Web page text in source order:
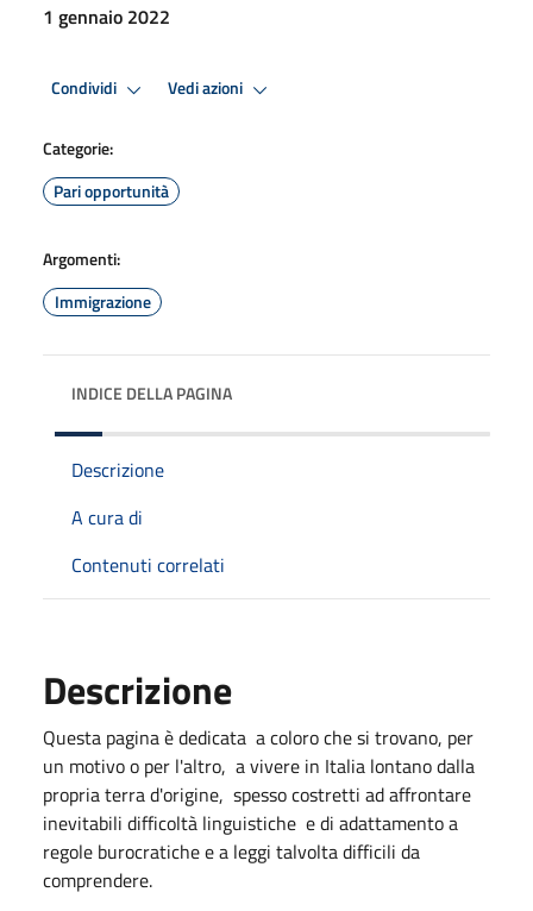
1 gennaio 2022
Condividi Vedi azioni
Categorie:
Pari opportunità
Argomenti:
Immigrazione
INDICE DELLA PAGINA
Descrizione
A cura di
Contenuti correlati
Descrizione
Questa pagina è dedicata a coloro che si trovano, per
un motivo o per l'altro, a vivere in Italia lontano dalla
propria terra d'origine, spesso costretti ad affrontare
inevitabili difficoltà linguistiche e di adattamento a
regole burocratiche e a leggi talvolta difficili da
comprendere.